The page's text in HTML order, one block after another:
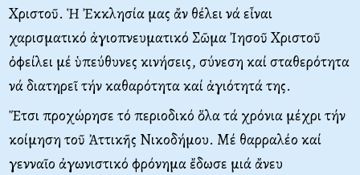
Χριστοῦ. Ἡ Ἐκκλησία μας ἄν θέλει νά εἶναι
χαρισματικό ἁγιοπνευματικό Σῶμα Ἰησοῦ Χριστοῦ
ὀφείλει μέ ὑπεύθυνες κινήσεις, σύνεση καί σταθερότητα
νά διατηρεῖ τήν καθαρότητα καί ἁγιότητά της.
Ἔτσι προχώρησε τό περιοδικό ὅλα τά χρόνια μέχρι τήν
κοίμηση τοῦ Ἀττικῆς Νικοδήμου. Μέ θαρραλέο καί
γενναῖο ἀγωνιστικό φρόνημα ἔδωσε μιά ἄνευ